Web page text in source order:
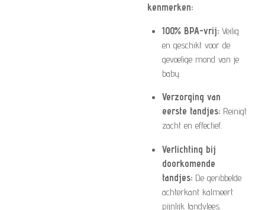
kenmerken:
100% BPA-vrij:Veilig
en geschikt voor de
gevoelige mond van je
baby.
Verzorging van
eerste tandjes:Reinigt
zacht en effectief.
Verlichting bij
doorkomende
tandjes:De geribbelde
achterkant kalmeert
pijnlijk tandvlees.